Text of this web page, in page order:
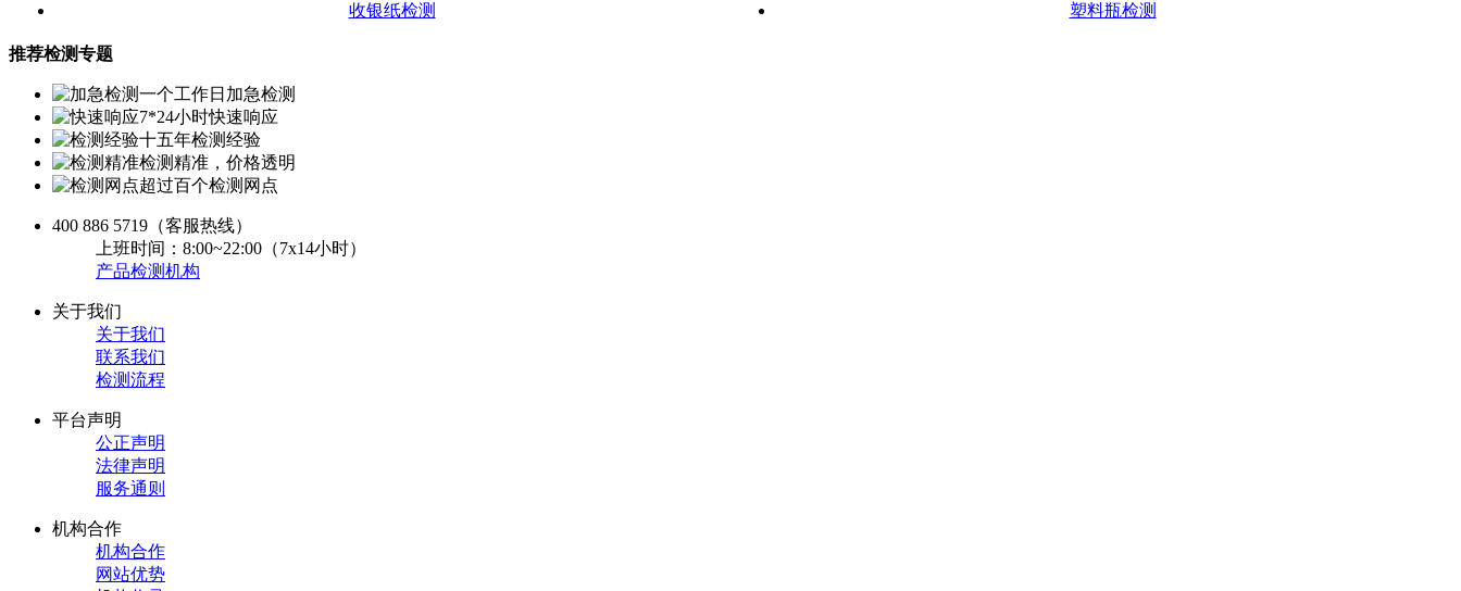
收银纸检测 塑料瓶检测
推荐检测专题
一个工作日加急检测
7*24小时快速响应
十五年检测经验
检测精准，价格透明
超过百个检测网点
400 886 5719 （客服热线）
上班时间：8:00~22:00（7x14小时）
产品检测机构
关于我们
关于我们
联系我们
检测流程
平台声明
公正声明
法律声明
服务通则
机构合作
机构合作
网站优势